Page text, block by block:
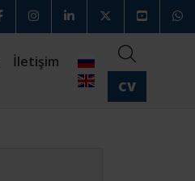
İletişim
CV